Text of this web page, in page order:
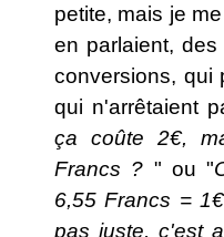
petite, mais je
en parlaient,
conversions, qui
qui n'arrêtaient
ça coûte 2€,
Francs ? " ou "
6,55 Francs =
pas juste, c'est